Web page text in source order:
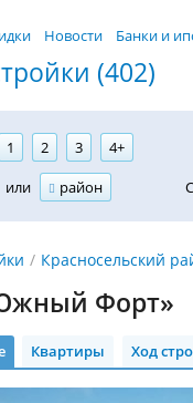
Новости Банки и
(402)
1 2 3
4+
или район
Красносельский
Форт»
Квартиры Ход